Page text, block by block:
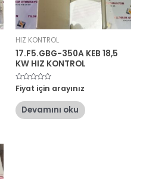
HIZ KONTROL
17.F5.GBG-350A KEB 18,5
KW HIZ KONTROL
5
üzerinden
oy
aldı
Fiyat için arayınız
Devamını oku